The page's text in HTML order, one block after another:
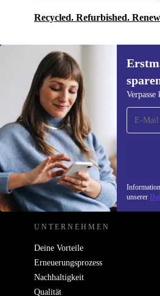
Recycled. Refurbished.
unserer
Erstmals zum
anmelden, 15 €
Verpasse kein
REFURBED
UNTERNEHMEN
Deine Vorteile
Erneuerungsprozess
Nachhaltigkeit
Qualität